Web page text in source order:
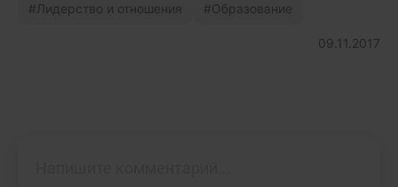
Лидерство и отношения Образование
09.11.2017